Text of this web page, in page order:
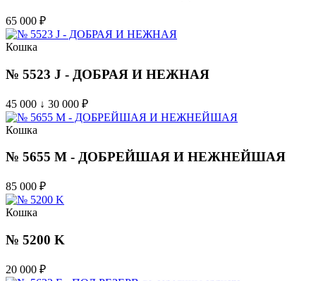
65 000 ₽
Кошка
№ 5523 J - ДОБРАЯ И НЕЖНАЯ
45 000 ↓ 30 000 ₽
Кошка
№ 5655 M - ДОБРЕЙШАЯ И НЕЖНЕЙШАЯ
85 000 ₽
Кошка
№ 5200 K
20 000 ₽